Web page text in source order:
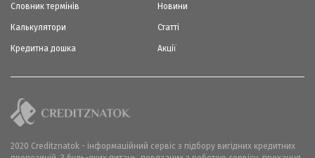
Словник термінів
Калькулятори
Кредитна дошка
Новини
Статті
Акції
2020 Creditznatok - інформаційний сервіс з підбору вигідних кредитних